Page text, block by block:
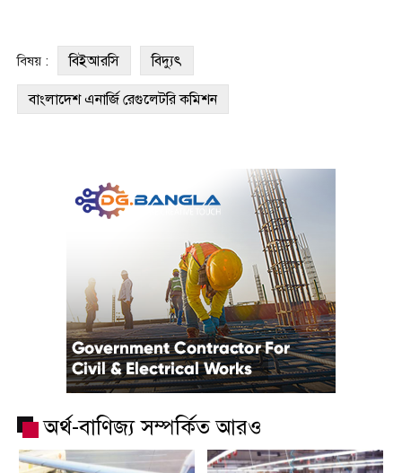
বিষয় : বিইআরসি বিদ্যুৎ
বাংলাদেশ এনার্জি রেগুলেটরি কমিশন
অর্থ-বাণিজ্য সম্পর্কিত আরও